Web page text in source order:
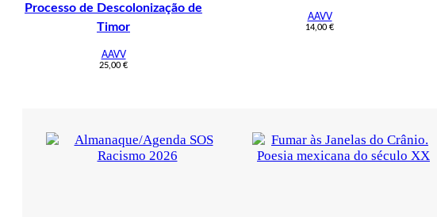
Processo de Descolonização de
Timor
AAVV
25,00 €
AAVV
14,00 €